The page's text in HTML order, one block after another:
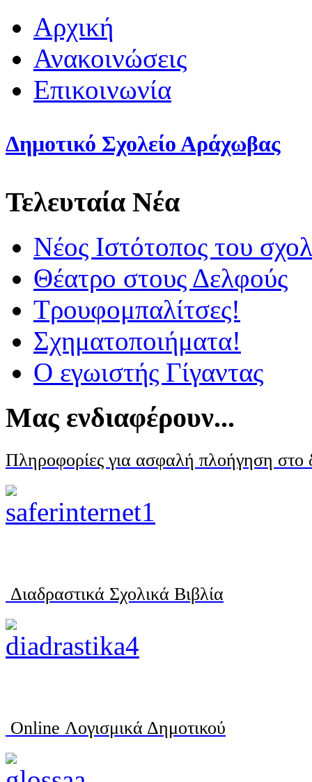
Αρχική
Ανακοινώσεις
Επικοινωνία
Δημοτικό Σχολείο Αράχωβας
Τελευταία Νέα
Νέος Ιστότοπος του
Θέατρο στους Δελφούς
Τρουφομπαλίτσες!
Σχηματοποιήματα!
Ο εγωιστής Γίγαντας
Μας ενδιαφέρουν...
Πληροφορίες για ασφαλή πλοήγηση στο
Διαδραστικά Σχολικά Βιβλία
Online Λογισμικά Δημοτικού